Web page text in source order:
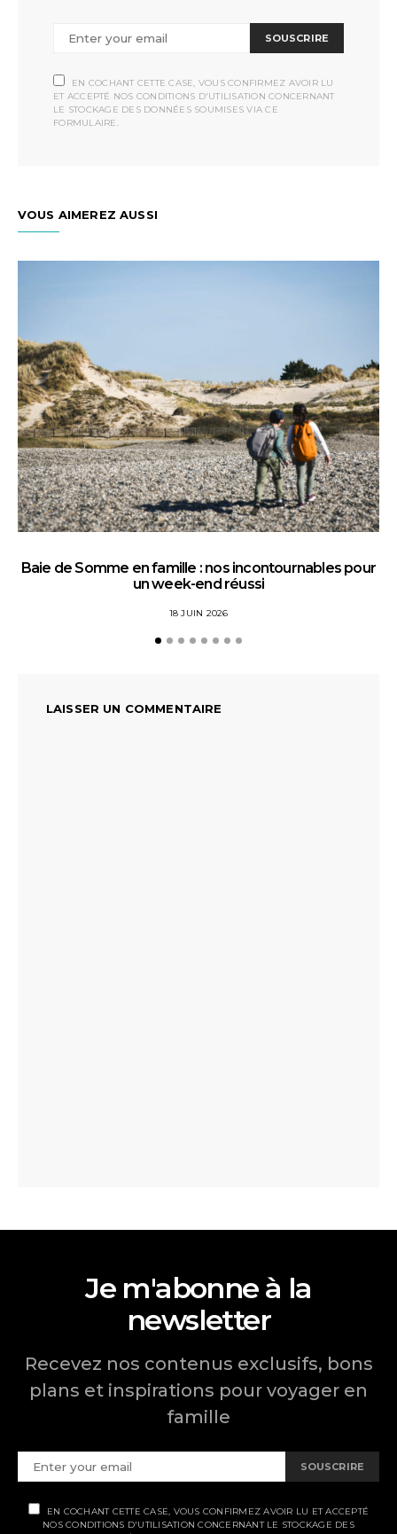
SOUSCRIRE
EN COCHANT CETTE CASE, VOUS CONFIRMEZ AVOIR LU
ET ACCEPTÉ NOS CONDITIONS D'UTILISATION CONCERNANT
LE STOCKAGE DES DONNÉES SOUMISES VIA CE
FORMULAIRE.
VOUS AIMEREZ AUSSI
Baie de Somme en famille : nos incontournables pour
un week-end réussi
18 JUIN 2026
LAISSER UN COMMENTAIRE
Je m'abonne à la
newsletter
Recevez nos contenus exclusifs, bons
plans et inspirations pour voyager en
famille
SOUSCRIRE
EN COCHANT CETTE CASE, VOUS CONFIRMEZ AVOIR LU ET ACCEPTÉ
NOS CONDITIONS D'UTILISATION CONCERNANT LE STOCKAGE DES